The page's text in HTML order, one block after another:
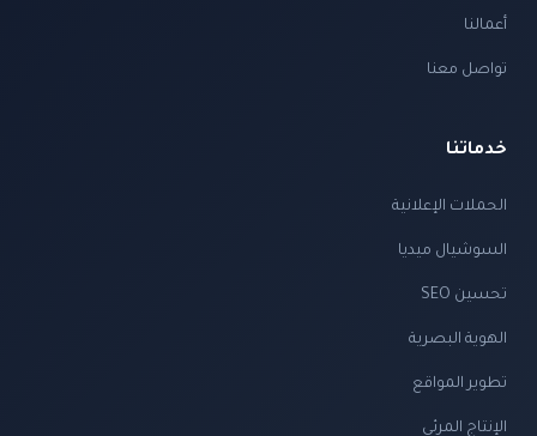
أعمالنا
تواصل معنا
خدماتنا
الحملات الإعلانية
السوشيال ميديا
تحسين SEO
الهوية البصرية
تطوير المواقع
الإنتاج المرئي